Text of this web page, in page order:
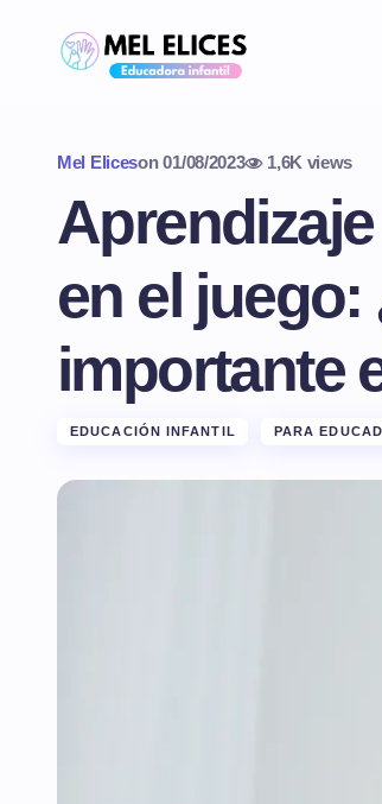
Mel Eliceson 01/08/2023 1,6K views
en el
importante
EDUCACIÓN INFANTIL PARA